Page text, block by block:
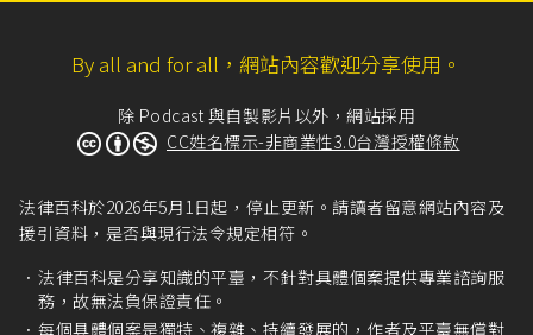
By all and for all，網站內容歡迎分享使用。
除 Podcast 與自製影片以外，網站採用
CC姓名標示-非商業性3.0台灣授權條款
法律百科於2026年5月1日起，停止更新。請讀者留意網站內容及
援引資料，是否與現行法令規定相符。
法律百科是分享知識的平臺，不針對具體個案提供專業諮詢服
務，故無法負保證責任。
每個具體個案是獨特、複雜、持續發展的，作者及平臺無償對